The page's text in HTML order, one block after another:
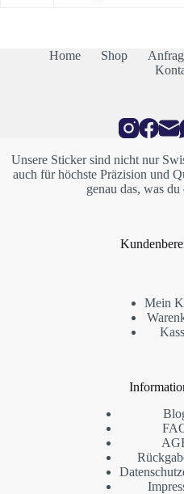
Home Shop
Unsere Sticker sind nicht nur
auch für höchste Präzision und
genau das, was du
Mein